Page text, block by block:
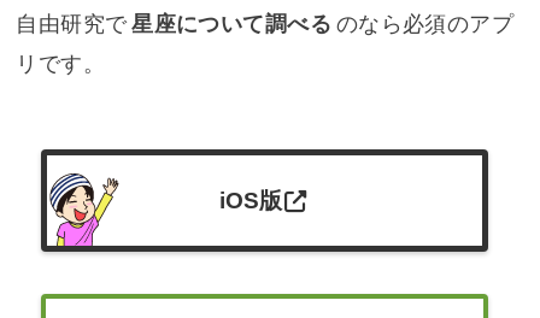
自由研究で星座について調べる のなら必須のアプ
リです。
iOS版